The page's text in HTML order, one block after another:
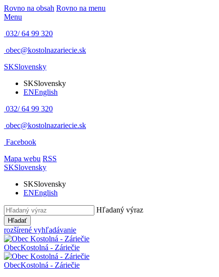
Rovno na obsah Rovno na menu
Menu
032/ 64 99 320
obec@kostolnazariecie.sk
SKSlovensky
SKSlovensky
ENEnglish
032/ 64 99 320
obec@kostolnazariecie.sk
Facebook
Mapa webu RSS
SKSlovensky
SKSlovensky
ENEnglish
Hľadaný výraz
Hľadať
rozšírené vyhľadávanie
ObecKostolná - Záriečie
ObecKostolná - Záriečie